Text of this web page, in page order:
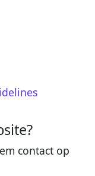
contact op